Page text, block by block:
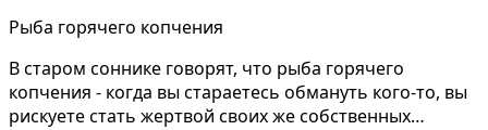
Рыба горячего копчения
В старом соннике говорят, что рыба горячего
копчения - когда вы стараетесь обмануть кого-то, вы
рискуете стать жертвой своих же собственных